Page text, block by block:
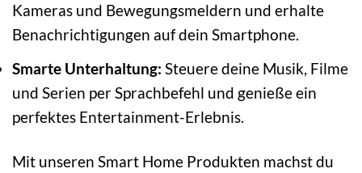
Kameras und Bewegungsmeldern und erhalte
Benachrichtigungen auf dein Smartphone.
Smarte Unterhaltung: Steuere deine Musik, Filme
und Serien per Sprachbefehl und genieße ein
perfektes Entertainment-Erlebnis.
Mit unseren Smart Home Produkten machst du